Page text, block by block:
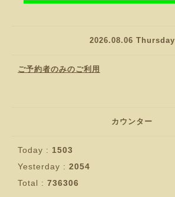
2026.08.06 Thursday
ご予約者のみのご利用
カウンター
Today : 1503
Yesterday : 2054
Total : 736306